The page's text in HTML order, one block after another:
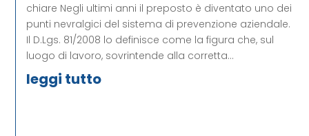
chiare Negli ultimi anni il preposto è diventato uno dei
punti nevralgici del sistema di prevenzione aziendale.
Il D.Lgs. 81/2008 lo definisce come la figura che, sul
luogo di lavoro, sovrintende alla corretta...
leggi tutto